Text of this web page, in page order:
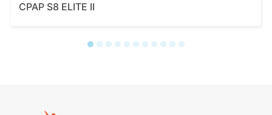
CPAP S8 ELITE II